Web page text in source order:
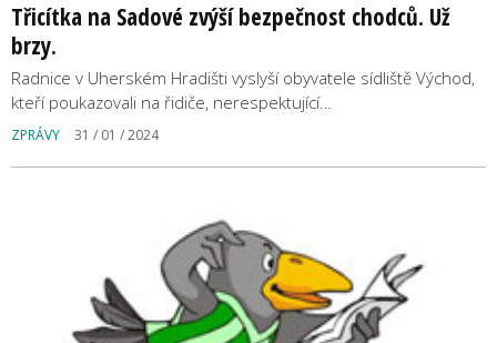
Třicítka na Sadové zvýší bezpečnost chodců. Už
brzy.
Radnice v Uherském Hradišti vyslyší obyvatele sídliště Východ,
kteří poukazovali na řidiče, nerespektující…
ZPRÁVY 31 / 01 / 2024